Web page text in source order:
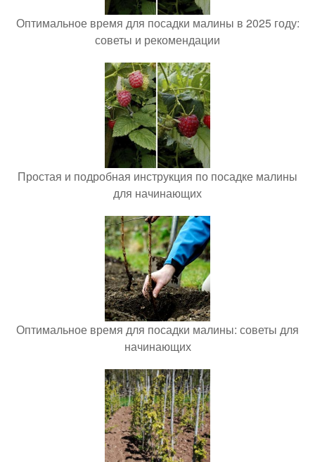
Оптимальное время для посадки малины в 2025 году:
советы и рекомендации
Простая и подробная инструкция по посадке малины
для начинающих
Оптимальное время для посадки малины: советы для
начинающих